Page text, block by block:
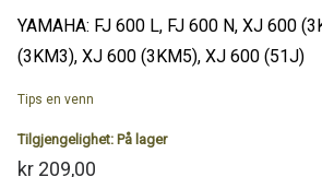
YAMAHA: FJ 600 L, FJ 600 N, XJ 600
(3KM3), XJ 600 (3KM5), XJ 600 (51J)
Tips en venn
Tilgjengelighet: På lager
kr 209,00